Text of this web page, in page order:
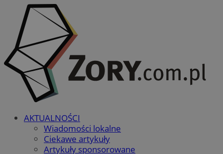
AKTUALNOŚCI
Wiadomości lokalne
Ciekawe artykuły
Artykuły sponsorowane